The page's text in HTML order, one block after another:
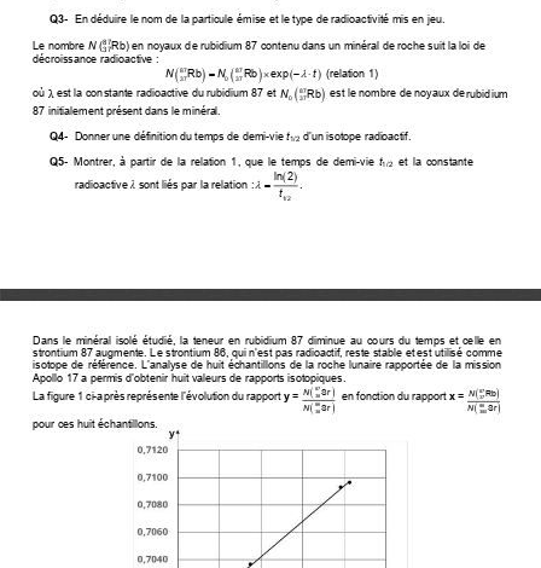
Q3- En déduire le nom de la particule émise et le type de radioactivité mis en jeu.
Le nombre N ( Rb
37
87 ) en noyaux de rubidium 87 contenu dans un minéral de roche suit la loi de
décroissance radioactive :
( ) ( ) ( )
87
87
37
0 37
Rb Rb exp
N N t
=  − 

(relation 1)
où λ est la constante radioactive du rubidium 87 et ( )
87
0
37Rb
N est le nombre de noyaux de rubidium
87 initialement présent dans le minéral.
Q4- Donner une définition du temps de demi-vie t1/2 d’un isotope radioactif.
Q5- Montrer, à partir de la relation 1, que le temps de demi-vie t1/2 et la constante
radioactive λ sont liés par la relation :
( )
1/2
ln  2
t
 =
Dans  le  minéral  isolé  étudié,  la  teneur  en  rubidium  87  diminue  au  cours  du  temps  et  celle  en
strontium 87 augmente. Le strontium 86, qui n’est pas radioactif, reste stable et est utilisé comme
isotope de référence. L’analyse de huit échantillons de la roche lunaire rapportée de la mission
Apollo 17 a permis d’obtenir huit valeurs de rapports isotopiques.
La figure 1 ci-après représente l’évolution du rapport y = (
)
(
)
87
38
86
38
Sr
Sr
N
N
en fonction du rapport x = (
)
(
)
87
37
86
380
Rb
Sr
N
N
pour ces huit échantillons.